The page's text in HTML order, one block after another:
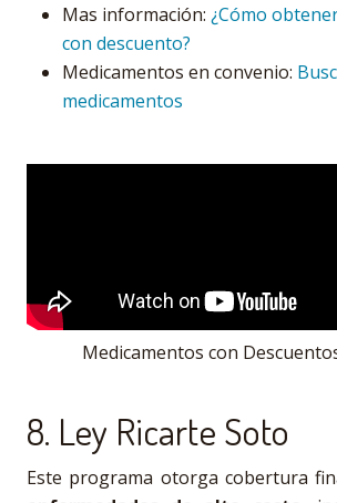
Mas información: ¿Cómo
con descuento?
Medicamentos en convenio:
medicamentos
Medicamentos con
8. Ley Ricarte Soto
Este programa otorga cobertura